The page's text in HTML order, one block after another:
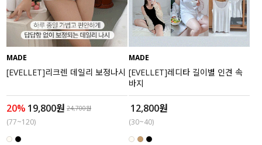
MADE
[EVELLET]리크렌 데일리 보정나시
20% 19,800원 24,700원
(77~120)
MADE
[EVELLET]레디타 길이별 인견 속
바지
12,800원
(30~40)